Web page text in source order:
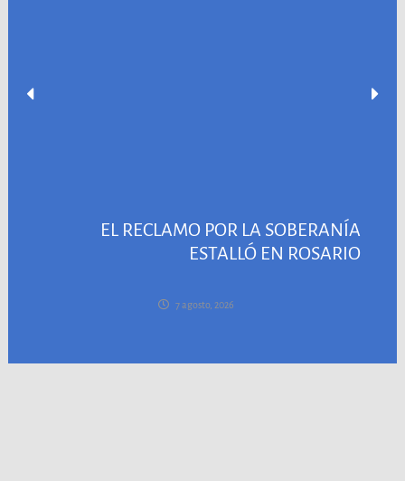
EL RECLAMO POR LA SOBERANÍA
ESTALLÓ EN ROSARIO
7 agosto, 2026